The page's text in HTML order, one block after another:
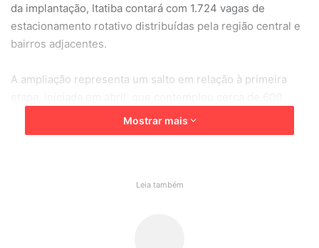
da implantação, Itatiba contará com 1.724 vagas de
estacionamento rotativo distribuídas pela região central e
bairros adjacentes.
A ampliação representa um salto em relação à primeira
vagas. Agora, mais de mil novos espaços passam a
integrar o sistema.
Mostrar mais
Leia também